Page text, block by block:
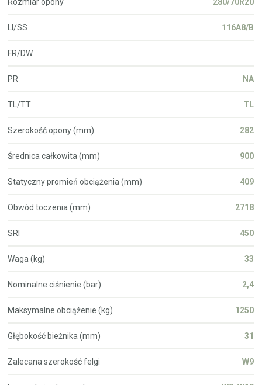
LI/SS 116A8/B
FR/DW
PR NA
TL/TT TL
Szerokość opony (mm) 282
Średnica całkowita (mm) 900
Statyczny promień obciążenia (mm) 409
Obwód toczenia (mm) 2718
SRI 450
Waga (kg) 33
Nominalne ciśnienie (bar) 2,4
Maksymalne obciążenie (kg) 1250
Głębokość bieżnika (mm) 31
Zalecana szerokość felgi W9